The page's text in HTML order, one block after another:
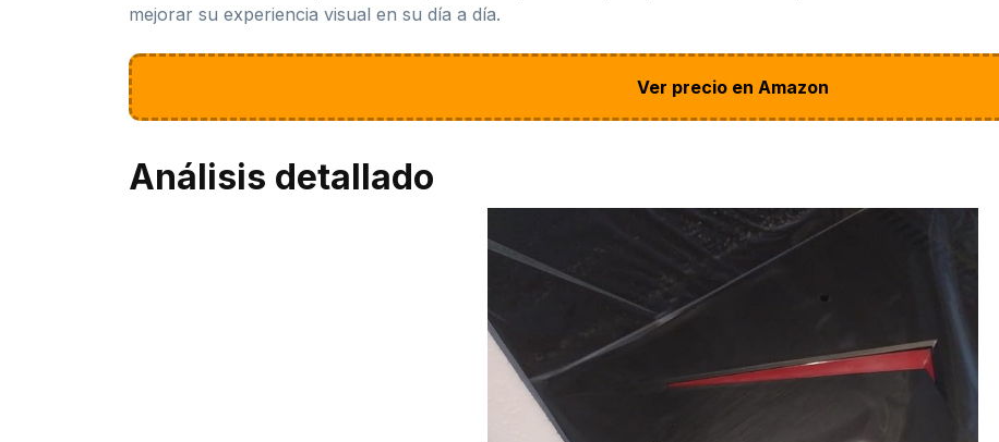
mejorar su experiencia visual en su día a día.
Ver precio en Amazon
Análisis detallado